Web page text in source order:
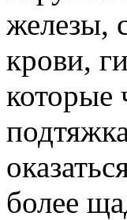
железы,
крови,
которые
более